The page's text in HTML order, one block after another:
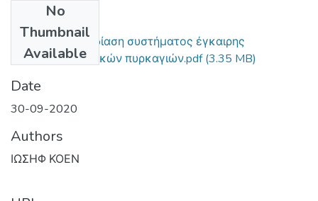
No
Thumbnail
Available
Μελέτη και σχεδίαση συστήματος έγκαιρης
ανίχνευσης δασικών πυρκαγιών.pdf(3.35 MB)
Date
30-09-2020
Authors
ΙΩΣΗΦ ΚΟΕΝ